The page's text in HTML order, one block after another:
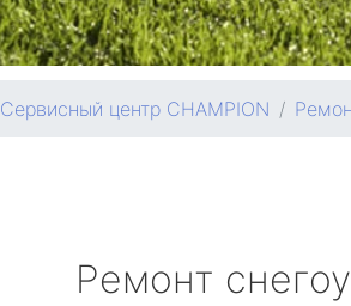
Сервисный центр CHAMPION
Ремонт